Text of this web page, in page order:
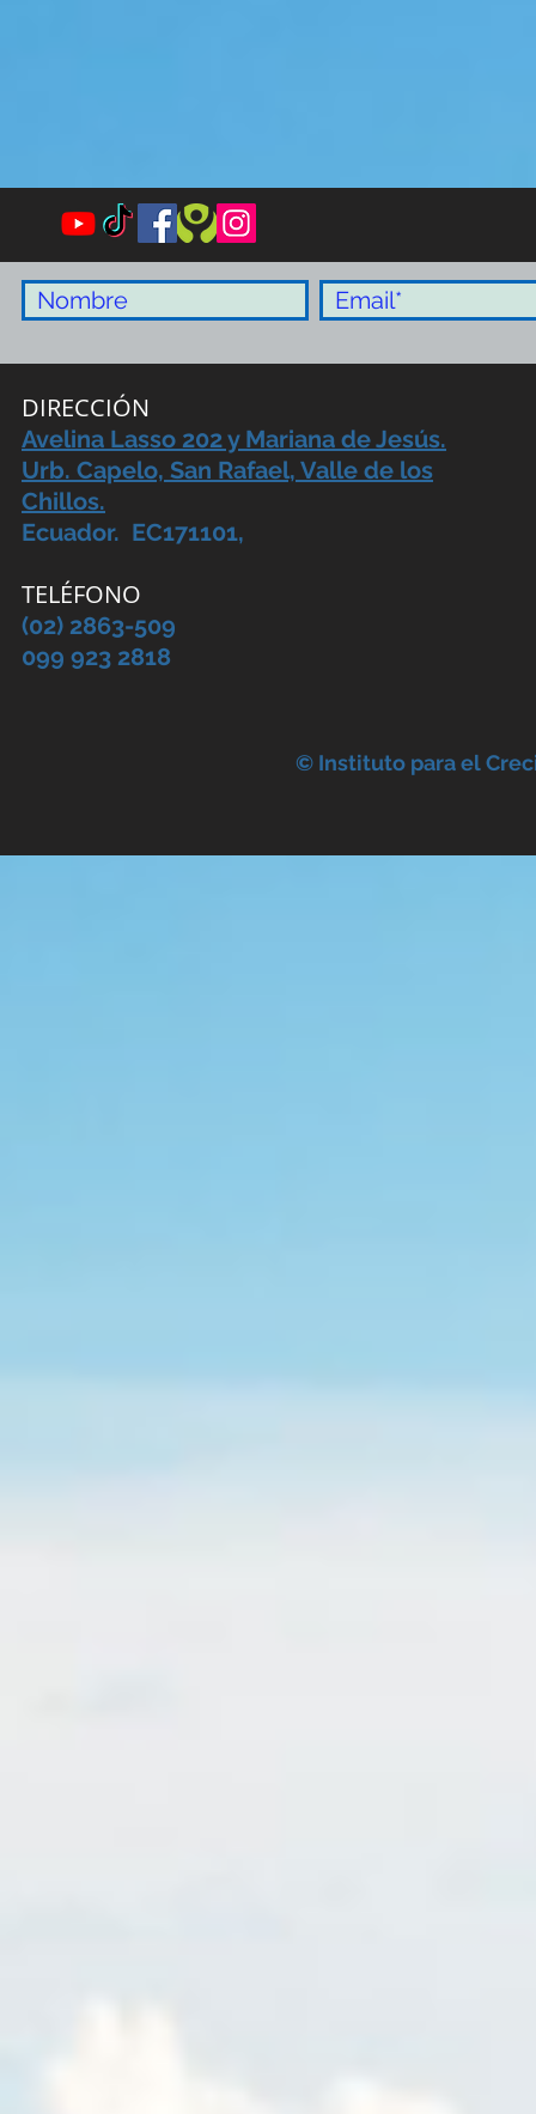
DIRECCIÓN
Avelina Lasso 202 y Mariana de Jesús.
Urb. Capelo, San Rafael, Valle de los
Chillos.
Ecuador. EC171101,
TELÉFONO
(02) 2863-509
099 923 2818
© Instituto para el